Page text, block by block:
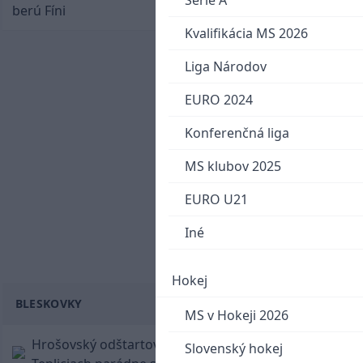
Kvalifikácia MS 2026
Liga Národov
EURO 2024
Konferenčná liga
MS klubov 2025
EURO U21
Iné
Hokej
MS v Hokeji 2026
Slovenský hokej
berú Fíni
BLESKOVKY
Hrošovský odštartoval šialenú prestrelku! V